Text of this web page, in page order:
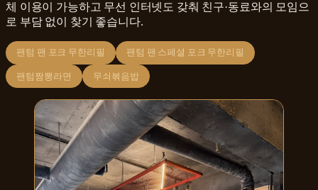
체 이용이 가능하고 무선 인터넷도 갖춰 친구·동료와의 모임으
로 부담 없이 찾기 좋습니다.
팬텀 팬 포크 무한리필 팬텀 팬 스페셜 포크 무한리필
팬텀짬뽕라면 무쇠볶음밥